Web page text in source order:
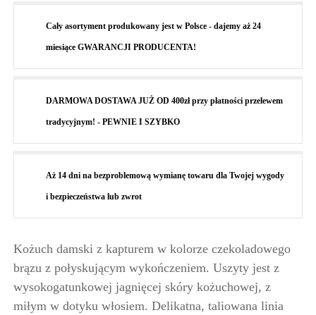
Cały asortyment produkowany jest w Polsce - dajemy aż 24
miesiące GWARANCJI PRODUCENTA!
DARMOWA DOSTAWA JUŻ OD 400zł przy płatności przelewem
tradycyjnym! - PEWNIE I SZYBKO
Aż 14 dni na bezproblemową wymianę towaru dla Twojej wygody
i bezpieczeństwa lub zwrot
Kożuch damski z kapturem w kolorze czekoladowego
brązu z połyskującym wykończeniem. Uszyty jest z
wysokogatunkowej jagnięcej skóry kożuchowej, z
miłym w dotyku włosiem. Delikatna, taliowana linia